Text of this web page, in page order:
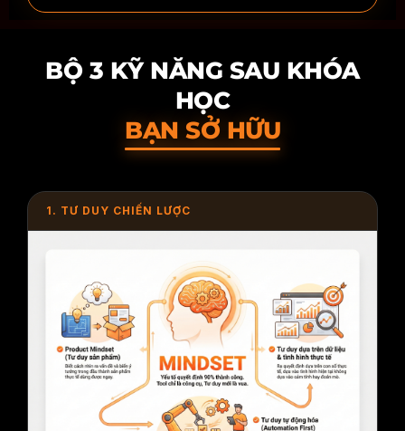
BỘ 3 KỸ NĂNG SAU KHÓA
HỌC
BẠN SỞ HỮU
1. TƯ DUY CHIẾN LƯỢC